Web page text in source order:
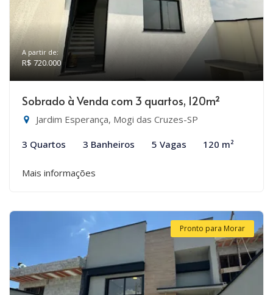
A partir de:
R$ 720.000
Sobrado à Venda com 3 quartos, 120m²
Jardim Esperança, Mogi das Cruzes-SP
3 Quartos 3 Banheiros 5 Vagas 120 m²
Mais informações
Pronto para Morar